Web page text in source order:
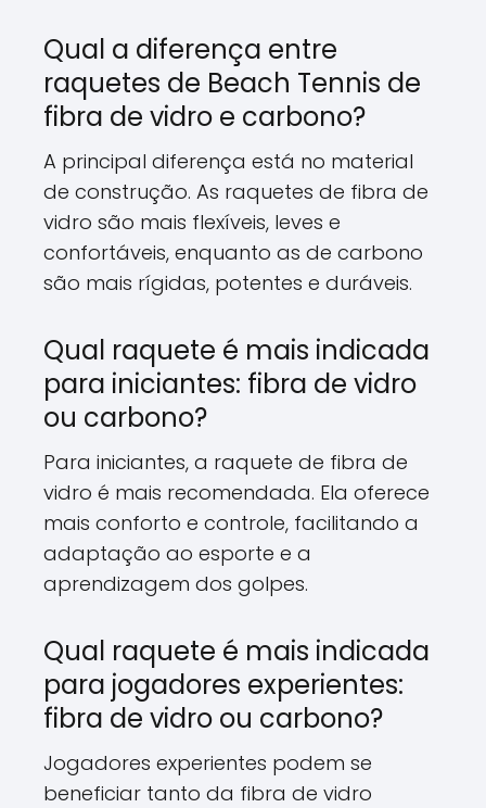
Qual a diferença entre
raquetes de Beach Tennis de
fibra de vidro e carbono?
A principal diferença está no material
de construção. As raquetes de fibra de
vidro são mais flexíveis, leves e
confortáveis, enquanto as de carbono
são mais rígidas, potentes e duráveis.
Qual raquete é mais indicada
para iniciantes: fibra de vidro
ou carbono?
Para iniciantes, a raquete de fibra de
vidro é mais recomendada. Ela oferece
mais conforto e controle, facilitando a
adaptação ao esporte e a
aprendizagem dos golpes.
Qual raquete é mais indicada
para jogadores experientes:
fibra de vidro ou carbono?
Jogadores experientes podem se
beneficiar tanto da fibra de vidro